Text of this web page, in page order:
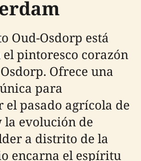
Oud-Osdorp está
pintoresco corazón
Ofrece una
para
pasado agrícola de
evolución de
a distrito de la
encarna el espíritu